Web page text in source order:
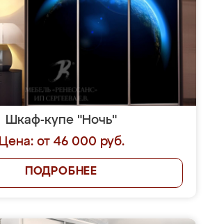
Шкаф-купе "Ночь"
Цена: от 46 000 руб.
ПОДРОБНЕЕ